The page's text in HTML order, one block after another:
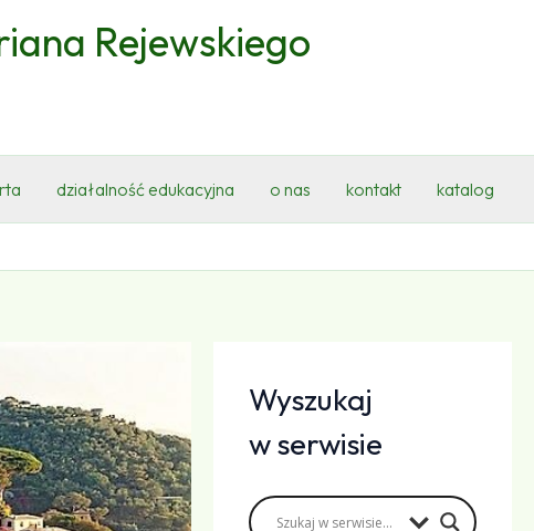
Rejewskiego
działalność edukacyjna o nas kontakt katalog
Wyszukaj
w serwisie